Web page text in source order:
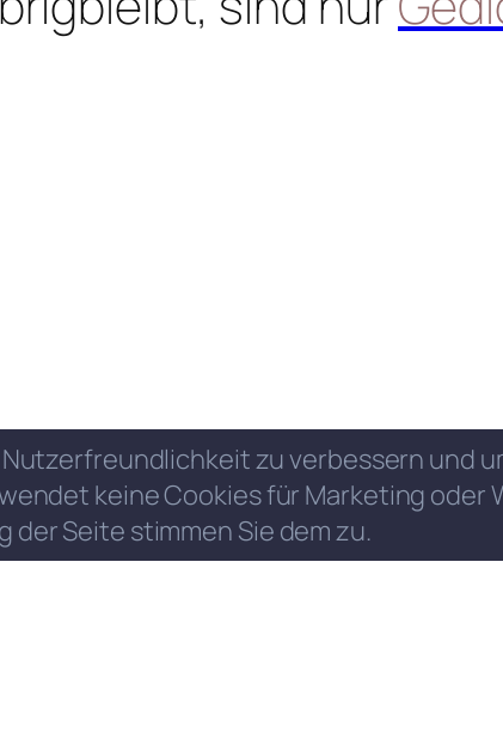
zu verbessern und
keine Cookies für Marketing oder
Seite stimmen Sie dem zu.